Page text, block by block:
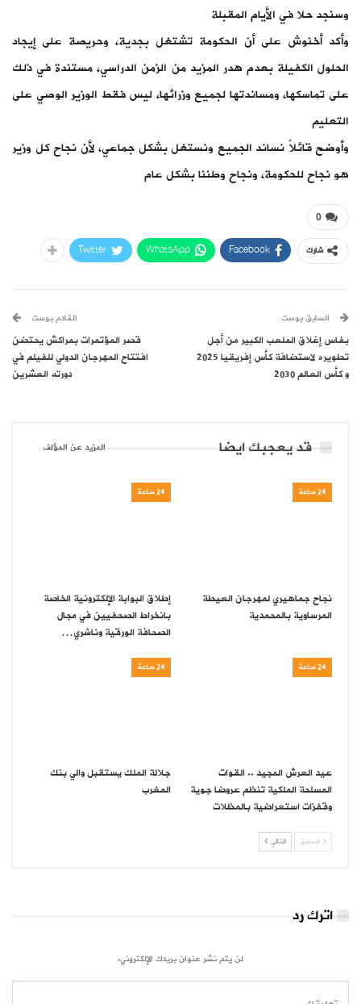
وسنجد حلا في الأيام المقبلة
وأكد أخنوش على أن الحكومة تشتغل بجدية، وحريصة على إيجاد
الحلول الكفيلة بعدم هدر المزيد من الزمن الدراسي، مستندة في ذلك
على تماسكها، ومساندتها لجميع وزرائها، ليس فقط الوزير الوصي على
التعليم
وأوضح قائلاً نساند الجميع ونستغل بشكل جماعي، لأن نجاح كل وزير
هو نجاح للحكومة، ونجاح وطننا بشكل عام
0
شارك Facebook
WhatsApp
Twitter
السابق بوست
بفاس إغلاق الملعب الكبير من أجل
تطويره لاستضافة كأس إفريقيا 2025
و كأس العالم 2030
القادم بوست
قصر المؤتمرات بمراكش يحتضن
افتتاح المهرجان الدولي للفيلم في
دورته العشرين
قد يعجبك ايضا المزيد عن المؤلف
24 ساعة
نجاح جماهيري لمهرجان العيطة
المرساوية بالمحمدية
24 ساعة
إطلاق البوابة الإلكترونية الخاصة
بانخراط الصحفيين في مجال
الصحافة الورقية وناشري…
24 ساعة
عيد العرش المجيد .. القوات
المسلحة الملكية تنظم عروضا جوية
وقفزات استعراضية بالمظلات
24 ساعة
جلالة الملك يستقبل والي بنك
المغرب
السابق التالي
اترك رد
لن يتم نشر عنوان بريدك الإلكتروني.